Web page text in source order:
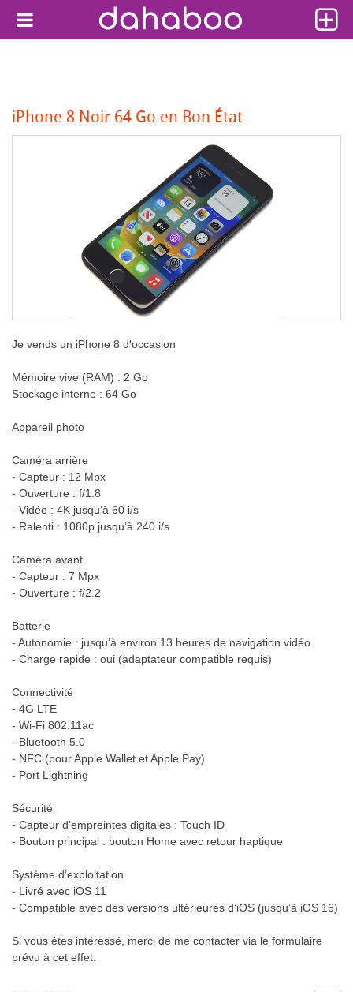
iPhone 8 Noir 64 Go en Bon État
Je vends un iPhone 8 d'occasion
Mémoire vive (RAM) : 2 Go
Stockage interne : 64 Go
Appareil photo
Caméra arrière
- Capteur : 12 Mpx
- Ouverture : f/1.8
- Vidéo : 4K jusqu’à 60 i/s
- Ralenti : 1080p jusqu’à 240 i/s
Caméra avant
- Capteur : 7 Mpx
- Ouverture : f/2.2
Batterie
- Autonomie : jusqu’à environ 13 heures de navigation vidéo
- Charge rapide : oui (adaptateur compatible requis)
Connectivité
- 4G LTE
- Wi-Fi 802.11ac
- Bluetooth 5.0
- NFC (pour Apple Wallet et Apple Pay)
- Port Lightning
Sécurité
- Capteur d’empreintes digitales : Touch ID
- Bouton principal : bouton Home avec retour haptique
Système d’exploitation
- Livré avec iOS 11
- Compatible avec des versions ultérieures d’iOS (jusqu’à iOS 16)
Si vous êtes intéressé, merci de me contacter via le formulaire
prévu à cet effet.